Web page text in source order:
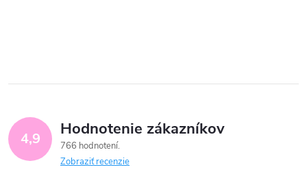
4,9 Hodnotenie zákazníkov
766 hodnotení
Zobraziť recenzie